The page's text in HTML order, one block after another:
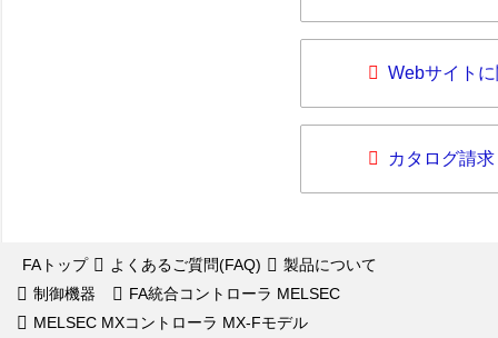
Webサイト
カタログ請求
FAトップ よくあるご質問(FAQ)
製品について
制御機器
FA統合コントローラ MELSEC
MELSEC MXコントローラ MX-Fモデル